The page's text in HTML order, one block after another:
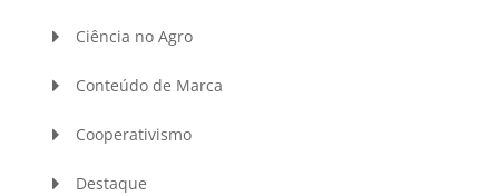
Ciência no Agro
Conteúdo de Marca
Cooperativismo
Destaque